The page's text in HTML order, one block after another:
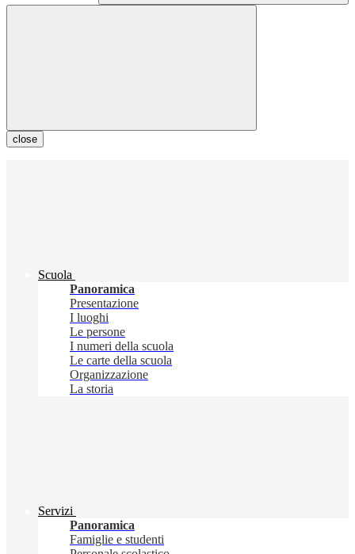
close
Scuola
Panoramica
Presentazione
I luoghi
Le persone
I numeri della scuola
Le carte della scuola
Organizzazione
La storia
Servizi
Panoramica
Famiglie e studenti